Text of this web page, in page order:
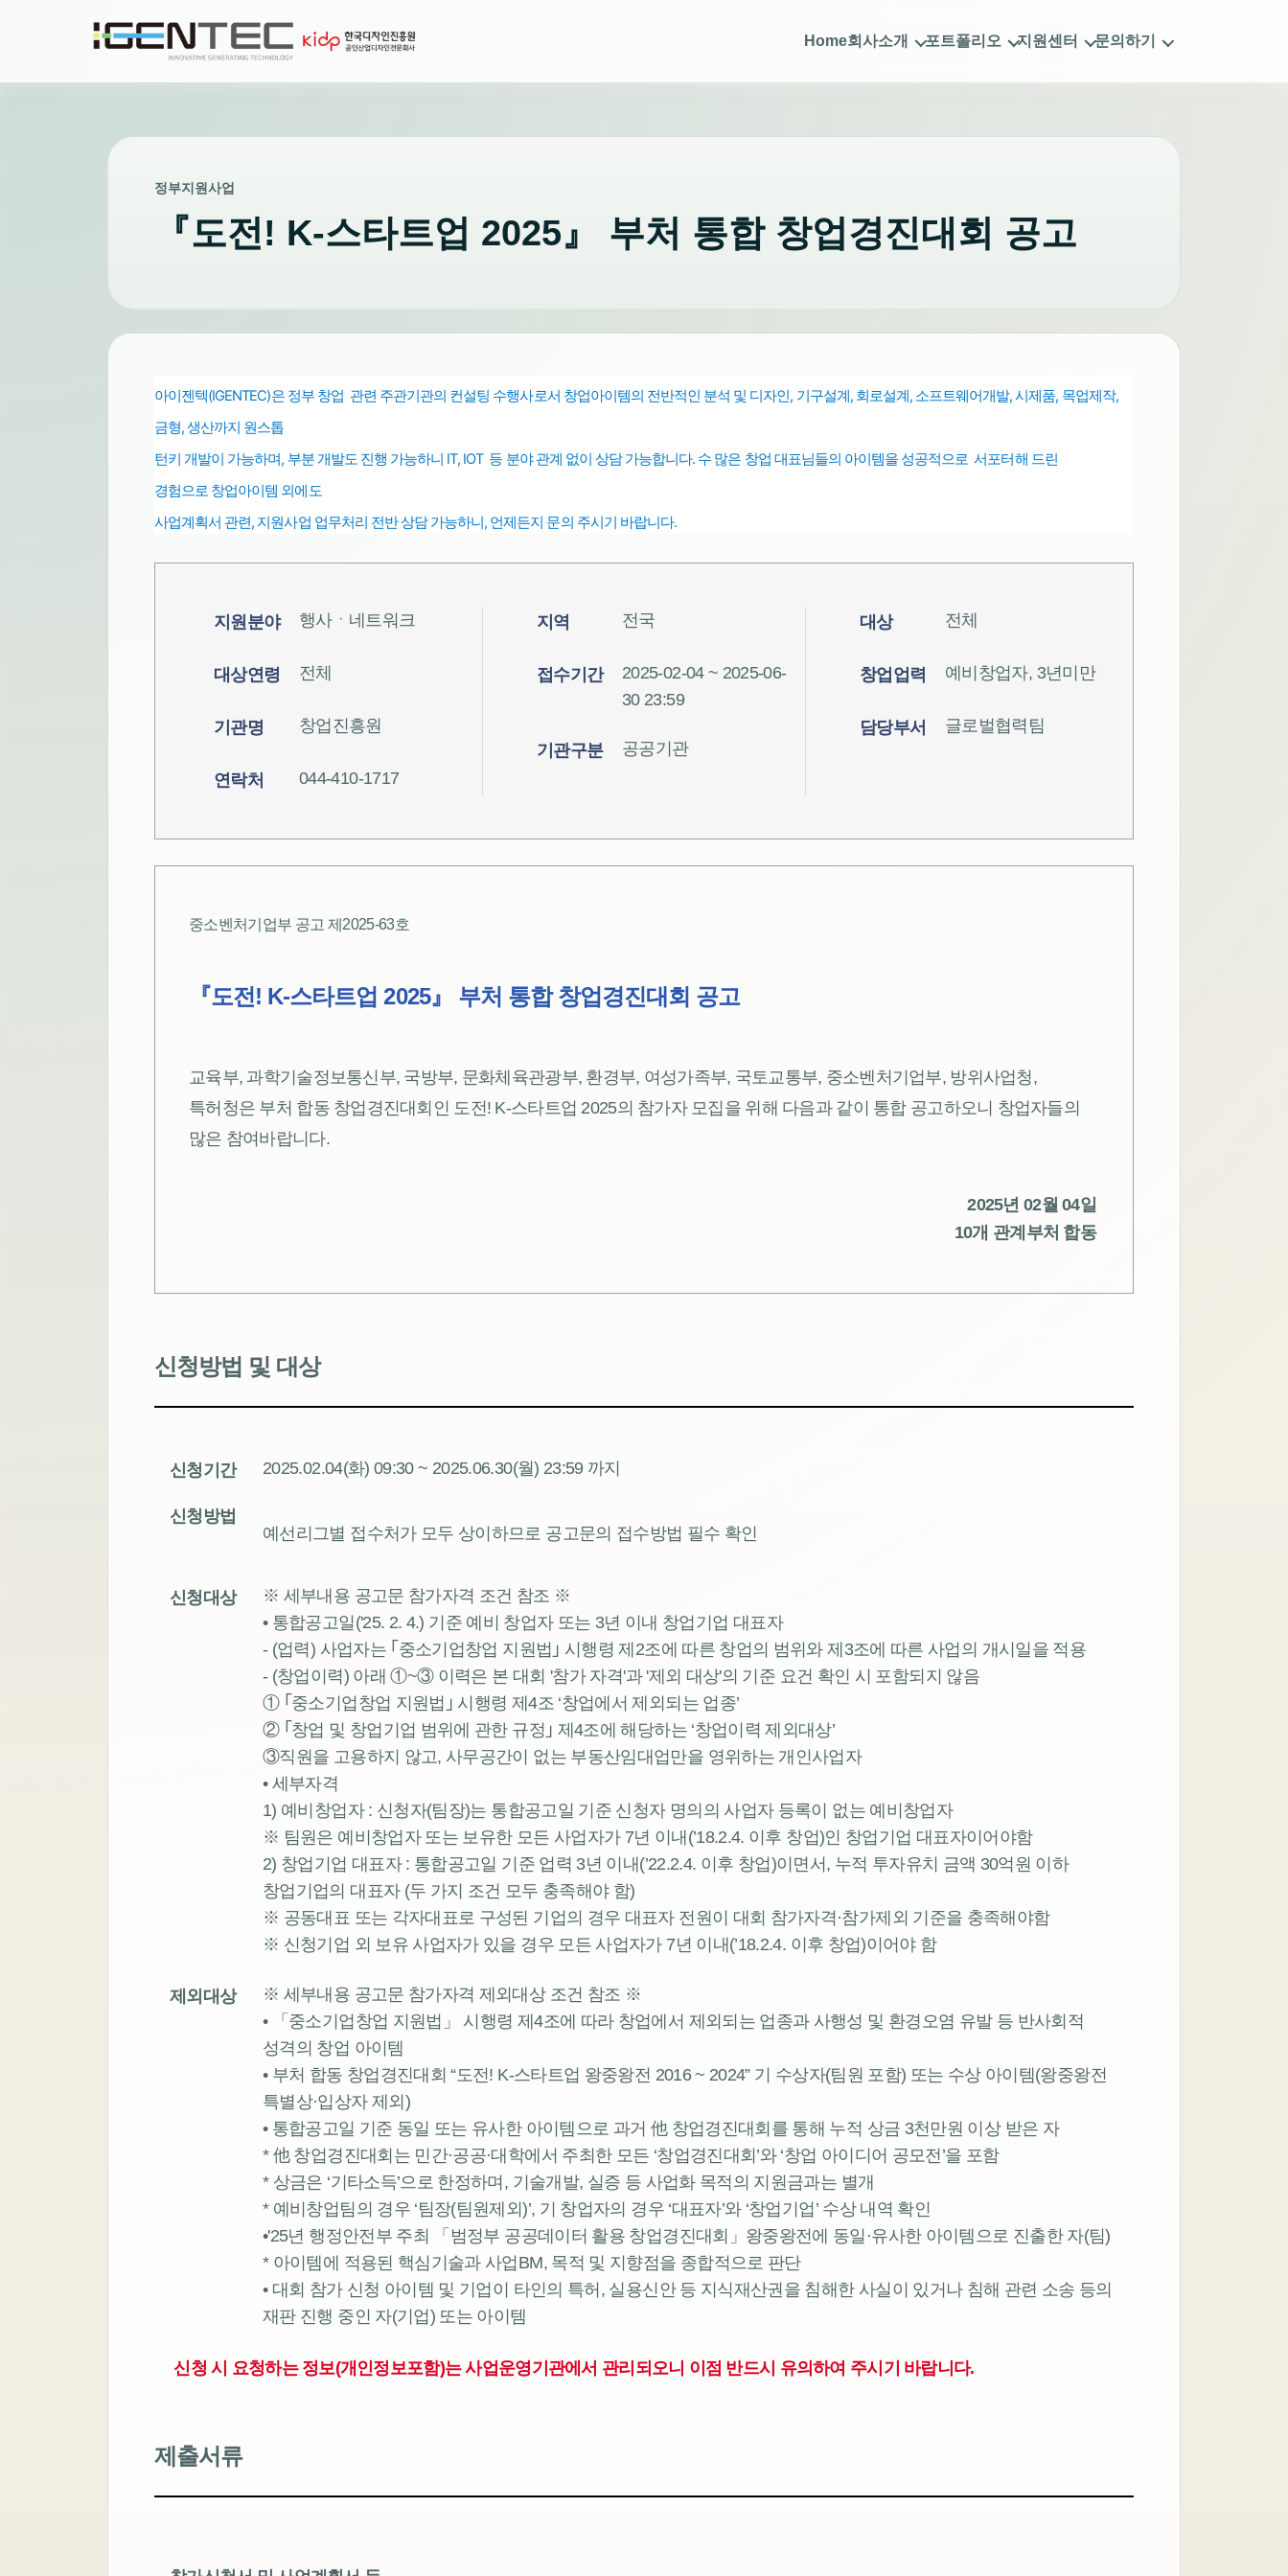
Home회사소개 포트폴리오 지원센터 문의하기
정부지원사업
『도전! K-스타트업 2025』 부처 통합 창업경진대회 공고
아이젠텍(IGENTEC)은 정부 창업 관련 주관기관의 컨설팅 수행사로서 창업아이템의 전반적인 분석 및 디자인, 기구설계, 회로설계, 소프트웨어개발, 시제품, 목업제작,
금형, 생산까지 원스톱
턴키 개발이 가능하며, 부분 개발도 진행 가능하니 IT, IOT 등 분야 관계 없이 상담 가능합니다. 수 많은 창업 대표님들의 아이템을 성공적으로 서포터해 드린
경험으로 창업아이템 외에도
사업계획서 관련, 지원사업 업무처리 전반상담 가능하니, 언제든지 문의 주시기 바랍니다.
지원분야 행사ㆍ네트워크
대상연령 전체
기관명 창업진흥원
연락처 044-410-1717
지역 전국
접수기간
2025-02-04 ~ 2025-06-
30 23:59
기관구분 공공기관
대상 전체
창업업력 예비창업자, 3년미만
담당부서 글로벌협력팀
중소벤처기업부 공고 제2025-63호
『도전! K-스타트업 2025』 부처 통합 창업경진대회 공고
교육부, 과학기술정보통신부, 국방부, 문화체육관광부, 환경부, 여성가족부, 국토교통부, 중소벤처기업부, 방위사업청,
특허청은 부처 합동 창업경진대회인 도전! K-스타트업 2025의 참가자 모집을 위해 다음과 같이 통합 공고하오니 창업자들의
많은 참여바랍니다.
2025년 02월 04일
10개 관계부처 합동
신청방법 및 대상
신청기간 2025.02.04(화) 09:30 ~ 2025.06.30(월) 23:59 까지
신청방법
예선리그별 접수처가 모두 상이하므로 공고문의 접수방법 필수 확인
신청대상
※ 세부내용 공고문 참가자격 조건 참조 ※
• 통합공고일('25. 2. 4.) 기준 예비 창업자 또는 3년 이내 창업기업 대표자
- (업력) 사업자는 ｢중소기업창업 지원법｣ 시행령 제2조에 따른 창업의 범위와 제3조에 따른 사업의 개시일을 적용
- (창업이력) 아래 ①~③ 이력은 본 대회 '참가 자격'과 '제외 대상'의 기준 요건 확인 시 포함되지 않음
① ｢중소기업창업 지원법｣ 시행령 제4조 ‘창업에서 제외되는 업종’
② ｢창업 및 창업기업 범위에 관한 규정｣ 제4조에 해당하는 ‘창업이력 제외대상’
③직원을 고용하지 않고, 사무공간이 없는 부동산임대업만을 영위하는 개인사업자
• 세부자격
1) 예비창업자 : 신청자(팀장)는 통합공고일 기준 신청자 명의의 사업자 등록이 없는 예비창업자
※ 팀원은 예비창업자 또는 보유한 모든 사업자가 7년 이내(’18.2.4. 이후 창업)인 창업기업 대표자이어야함
2) 창업기업 대표자 : 통합공고일 기준 업력 3년 이내(’22.2.4. 이후 창업)이면서, 누적 투자유치 금액 30억원 이하
창업기업의 대표자 (두 가지 조건 모두 충족해야 함)
※ 공동대표 또는 각자대표로 구성된 기업의 경우 대표자 전원이 대회 참가자격·참가제외 기준을 충족해야함
※ 신청기업 외 보유 사업자가 있을 경우 모든 사업자가 7년 이내(’18.2.4. 이후 창업)이어야 함
제외대상
※ 세부내용 공고문 참가자격 제외대상 조건 참조 ※
• 「중소기업창업 지원법」 시행령 제4조에 따라 창업에서 제외되는 업종과 사행성 및 환경오염 유발 등 반사회적
성격의 창업 아이템
• 부처 합동 창업경진대회 “도전! K-스타트업 왕중왕전 2016 ~ 2024” 기 수상자(팀원 포함) 또는 수상 아이템(왕중왕전
특별상·입상자 제외)
• 통합공고일 기준 동일 또는 유사한 아이템으로 과거 他 창업경진대회를 통해 누적 상금 3천만원 이상 받은 자
* 他 창업경진대회는 민간·공공·대학에서 주최한 모든 ‘창업경진대회’와 ‘창업 아이디어 공모전’을 포함
* 상금은 ‘기타소득’으로 한정하며, 기술개발, 실증 등 사업화 목적의 지원금과는 별개
* 예비창업팀의 경우 ‘팀장(팀원제외)’, 기 창업자의 경우 ‘대표자’와 ‘창업기업’ 수상 내역 확인
•'25년 행정안전부 주최 「범정부 공공데이터 활용 창업경진대회」왕중왕전에 동일·유사한 아이템으로 진출한 자(팀)
* 아이템에 적용된 핵심기술과 사업BM, 목적 및 지향점을 종합적으로 판단
• 대회 참가 신청 아이템 및 기업이 타인의 특허, 실용신안 등 지식재산권을 침해한 사실이 있거나 침해 관련 소송 등의
재판 진행 중인 자(기업) 또는 아이템
신청 시 요청하는 정보(개인정보포함)는 사업운영기관에서 관리되오니 이점 반드시 유의하여 주시기 바랍니다.
제출서류